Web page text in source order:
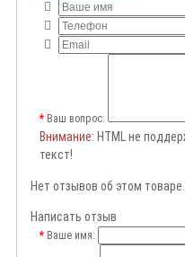
Ваш вопрос:
Внимание: HTML не
текст!
Нет отзывов об этом товаре.
Написать отзыв
Ваше имя: